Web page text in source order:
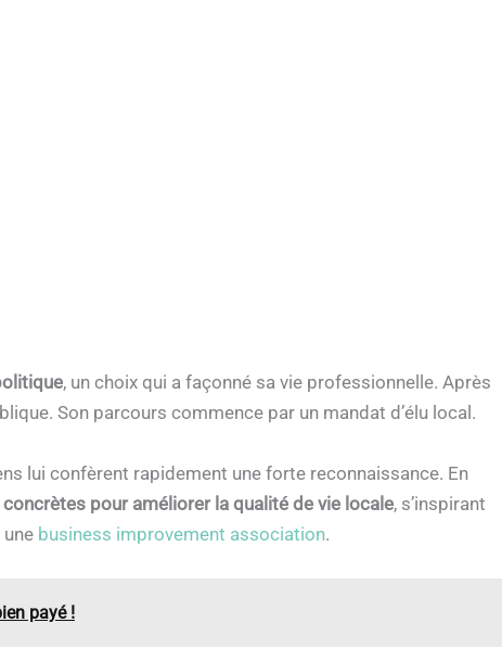
, un choix qui a façonné sa vie professionnelle. Après
Son parcours commence par un mandat d’élu local.
lui confèrent rapidement une forte reconnaissance. En
pour améliorer la qualité de vie locale, s’inspirant
business improvement association.
payé !